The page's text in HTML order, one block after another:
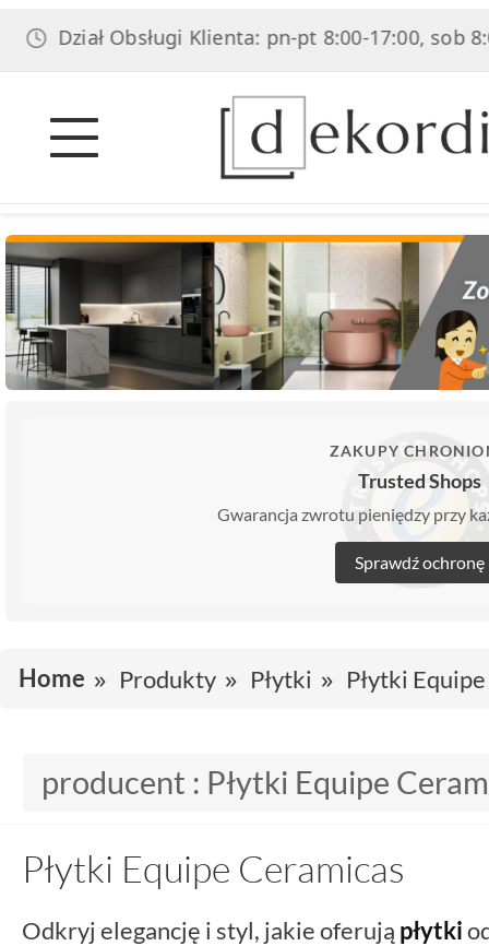
Obsługi Klienta: pn-pt 8:00-17:00, sob 8:00-14:00
ZAKUPY
Trusted Shops
Gwarancja zwrotu pieniędzy przy
Sprawdź ochronę
Home Produkty Płytki Płytki
producent : Płytki Equipe
Płytki Equipe Ceramicas
Odkryj elegancję i styl, jakie oferują płytki